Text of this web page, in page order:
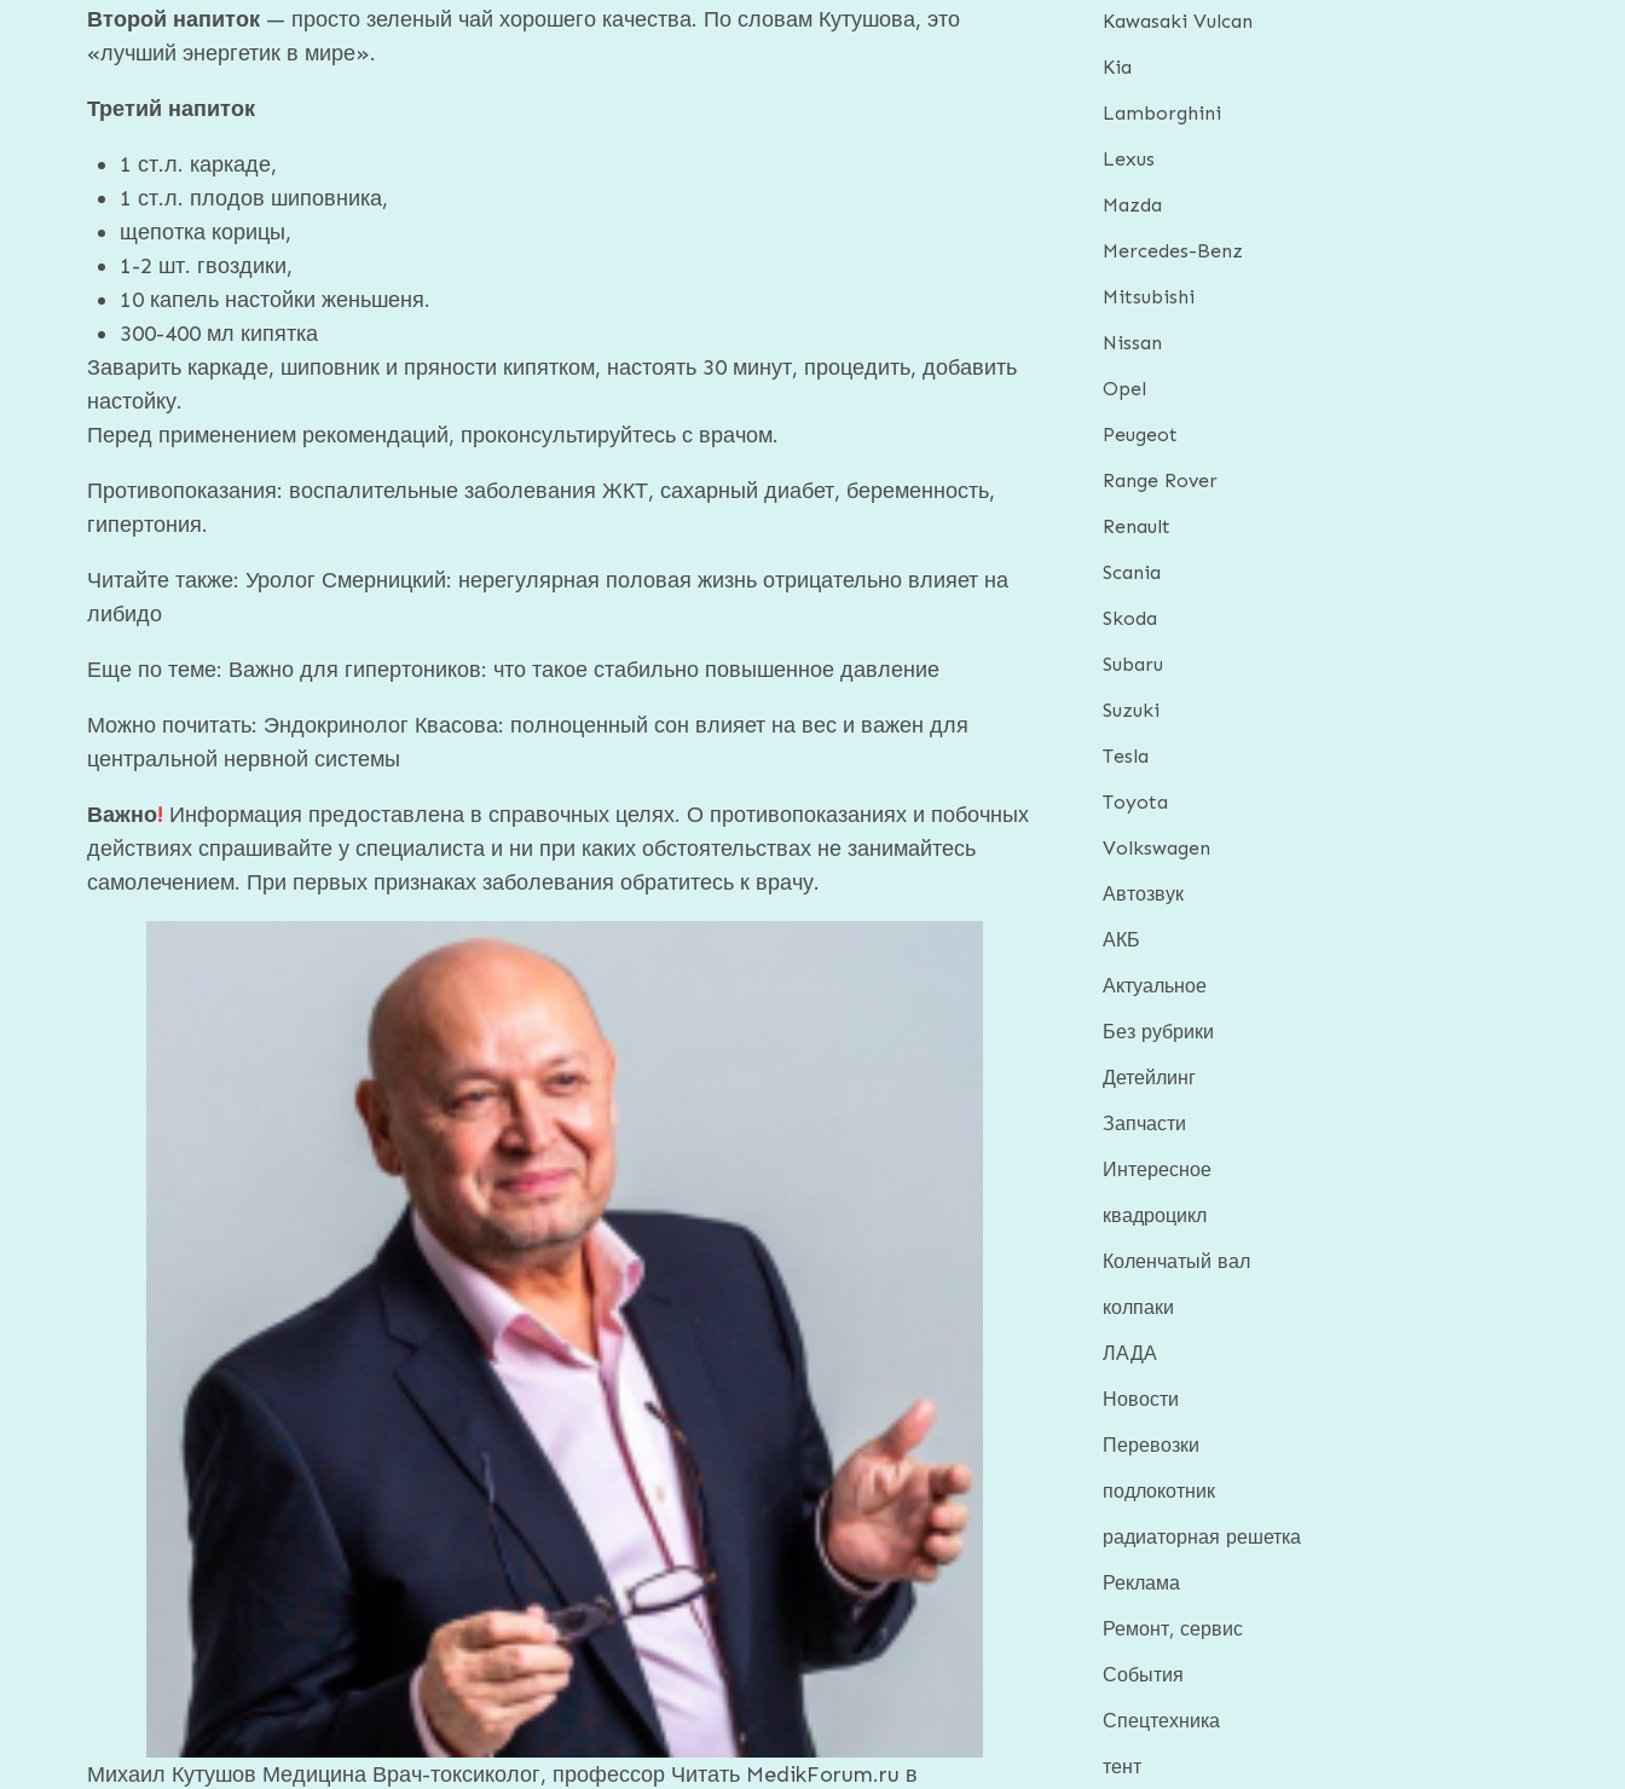
Второй напиток — просто зеленый чай хорошего качества. По словам Кутушова, это
«лучший энергетик в мире».
Третий напиток
1 ст.л. каркаде,
1 ст.л. плодов шиповника,
щепотка корицы,
1-2 шт. гвоздики,
10 капель настойки женьшеня.
300-400 мл кипятка
Заварить каркаде, шиповник и пряности кипятком, настоять 30 минут, процедить, добавить
настойку.
Перед применением рекомендаций, проконсультируйтесь с врачом.
Противопоказания: воспалительные заболевания ЖКТ, сахарный диабет, беременность,
гипертония.
Читайте также: Уролог Смерницкий: нерегулярная половая жизнь отрицательно влияет на
либидо
Еще по теме: Важно для гипертоников: что такое стабильно повышенное давление
Можно почитать: Эндокринолог Квасова: полноценный сон влияет на вес и важен для
центральной нервной системы
Важно! Информация предоставлена в справочных целях. О противопоказаниях и побочных
действиях спрашивайте у специалиста и ни при каких обстоятельствах не занимайтесь
самолечением. При первых признаках заболевания обратитесь к врачу.
Михаил Кутушов Медицина Врач-токсиколог, профессор Читать MedikForum.ru в
Kawasaki Vulcan
Kia
Lamborghini
Lexus
Mazda
Mercedes-Benz
Mitsubishi
Nissan
Opel
Peugeot
Range Rover
Renault
Scania
Skoda
Subaru
Suzuki
Tesla
Toyota
Volkswagen
Автозвук
АКБ
Актуальное
Без рубрики
Детейлинг
Запчасти
Интересное
квадроцикл
Коленчатый вал
колпаки
ЛАДА
Новости
Перевозки
подлокотник
радиаторная решетка
Реклама
Ремонт, сервис
События
Спецтехника
тент